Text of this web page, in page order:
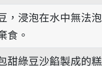
，浸泡在水中無法泡
食。
甜綠豆沙餡製成的糕